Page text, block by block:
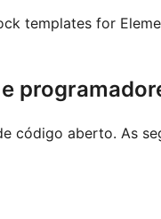
templates for
código aberto. As